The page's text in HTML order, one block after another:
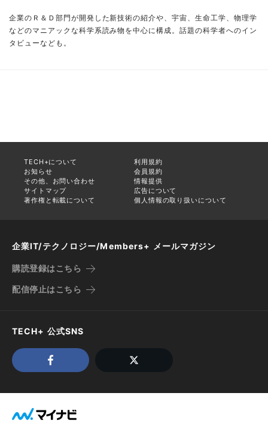
企業のＲ＆Ｄ部門が開発した新技術の紹介や、宇宙、生命工学、物理学
などのマニアックな科学系読み物を中心に構成。話題の科学者へのイン
タビューなども。
TECH+について
利用規約
お知らせ
会員規約
その他、お問い合わせ
情報提供
サイトマップ
広告について
著作権と転載について
個人情報の取り扱いについて
企業IT/テクノロジー/Members+ メールマガジン
購読登録はこちら
配信停止はこちら
TECH+ 公式SNS